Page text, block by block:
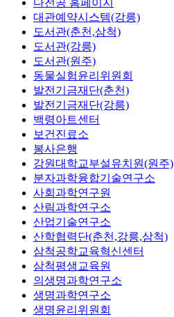
다전공 홈페이지
대관예약시스템(강릉)
도서관(춘천,삼척)
도서관(강릉)
도서관(원주)
동물실험윤리위원회
발전기금재단(춘천)
발전기금재단(강릉)
백령아트센터
보건진료소
봉사은행
강원대학교부설유치원(원주)
분자과학융합기술연구소
사회과학연구원
산림과학연구소
산업기술연구소
산학협력단(춘천,강릉,삼척)
삼척공학교육혁신센터
삼척평생교육원
의생명과학연구소
생명과학연구소
생명윤리위원회